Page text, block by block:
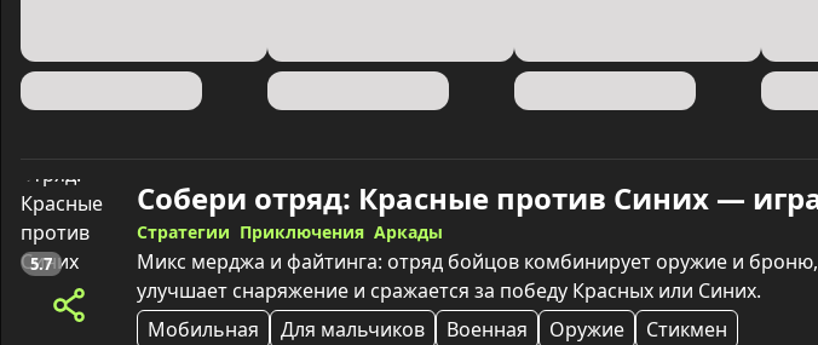
5.7
Стратегии Приключения Аркады
Микс мерджа и файтинга: отряд бойцов комбинирует оружие и броню,
улучшает снаряжение и сражается за победу Красных или Синих.
Мобильная
Для мальчиков Военная Оружие
Стикмен